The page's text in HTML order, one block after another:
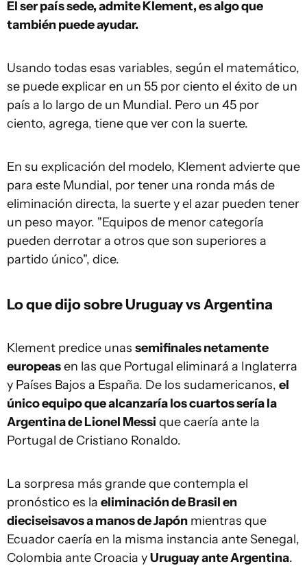
El ser país sede, admite Klement, es algo que
también puede ayudar.
Usando todas esas variables, según el matemático,
se puede explicar en un 55 por ciento el éxito de un
país a lo largo de un Mundial. Pero un 45 por
ciento, agrega, tiene que ver con la suerte.
En su explicación del modelo, Klement advierte que
para este Mundial, por tener una ronda más de
eliminación directa, la suerte y el azar pueden tener
un peso mayor. "Equipos de menor categoría
pueden derrotar a otros que son superiores a
partido único", dice.
Lo que dijo sobre Uruguay vs Argentina
Klement predice unas semifinales netamente
europeasen las que Portugal eliminará a Inglaterra
y Países Bajos a España. De los sudamericanos, el
único equipo que alcanzaría los cuartos sería la
Argentina de Lionel Messi que caería ante la
Portugal de Cristiano Ronaldo.
La sorpresa más grande que contempla el
pronóstico es la eliminación de Brasil en
dieciseisavos a manos de Japón mientras que
Ecuador caería en la misma instancia ante Senegal,
Colombia ante Croacia yUruguay ante Argentina.